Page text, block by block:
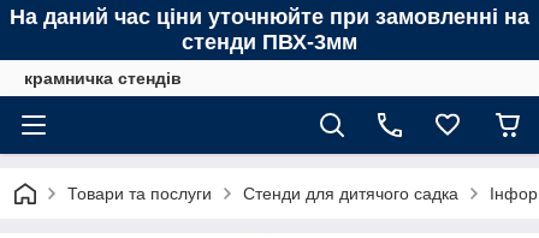
На даний час ціни уточнюйте при замовленні на
стенди ПВХ-3мм
крамничка стендів
Товари та послуги Стенди для дитячого садка